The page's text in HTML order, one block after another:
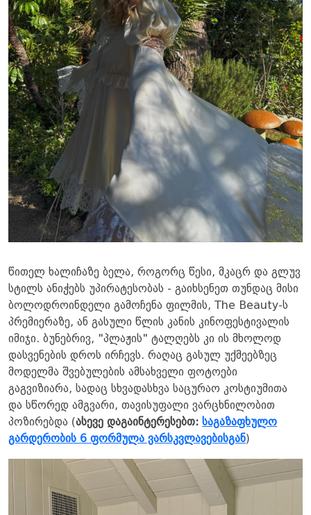
წითელ ხალიჩაზე ბელა, როგორც წესი, მკაცრ და გლუვ
სტილს ანიჭებს უპირატესობას - გაიხსენეთ თუნდაც მისი
ბოლოდროინდელი გამოჩენა ფილმის, The Beauty-ს
პრემიერაზე, ან გასული წლის კანის კინოფესტივალის
იმიჯი. ბუნებრივ, "პლაჟის" ტალღებს კი ის მხოლოდ
დასვენების დროს ირჩევს. რაღაც გასულ უქმეებზეც
მოდელმა შვებულების ამსახველი ფოტოები
გაგვიზიარა, სადაც სხვადასხვა საცურაო კოსტიუმითა
და სწორედ ამგვარი, თავისუფალი ვარცხნილობით
პოზირებდა (ასევე დაგაინტერესებთ: საგაზაფხულო
გარდერობის 6 ფორმულა ვარსკვლავებისგან)